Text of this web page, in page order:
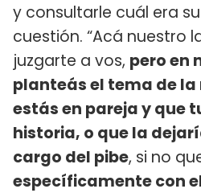
y consultarle cuál era
cuestión. “Acá nuestro
juzgarte a vos, pero en
planteás el tema de
estás en pareja y que
historia, o que la
cargo del pibe, si no
específicamente con